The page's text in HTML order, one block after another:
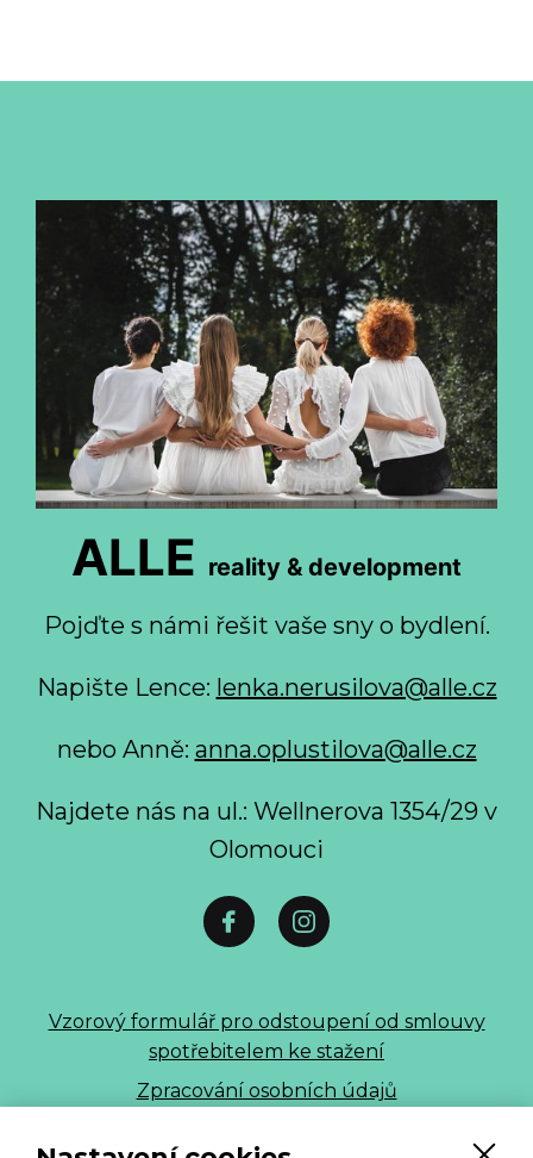
ALLE reality & development
Pojďte s námi řešit vaše sny o bydlení.
Napište Lence: lenka.nerusilova@alle.cz
nebo Anně: anna.oplustilova@alle.cz
Najdete nás na ul.: Wellnerova 1354/29 v
Olomouci
Vzorový formulář pro odstoupení od smlouvy
spotřebitelem ke stažení
Zpracování osobních údajů